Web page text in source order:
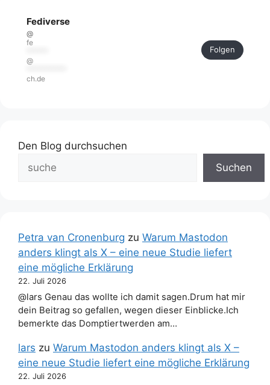
Fediverse
@
fe
@
ch.de
Folgen
Den Blog durchsuchen
Suchen
Petra van Cronenburg zu Warum Mastodon
anders klingt als X – eine neue Studie liefert
eine mögliche Erklärung
22. Juli 2026
@lars Genau das wollte ich damit sagen.Drum hat mir
dein Beitrag so gefallen, wegen dieser Einblicke.Ich
bemerkte das Domptiertwerden am…
lars zu Warum Mastodon anders klingt als X –
eine neue Studie liefert eine mögliche Erklärung
22. Juli 2026